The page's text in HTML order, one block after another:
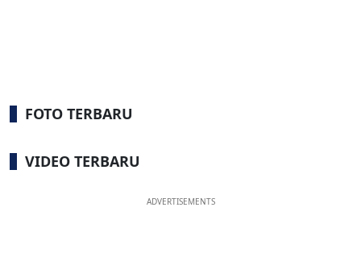
FOTO TERBARU
VIDEO TERBARU
ADVERTISEMENTS